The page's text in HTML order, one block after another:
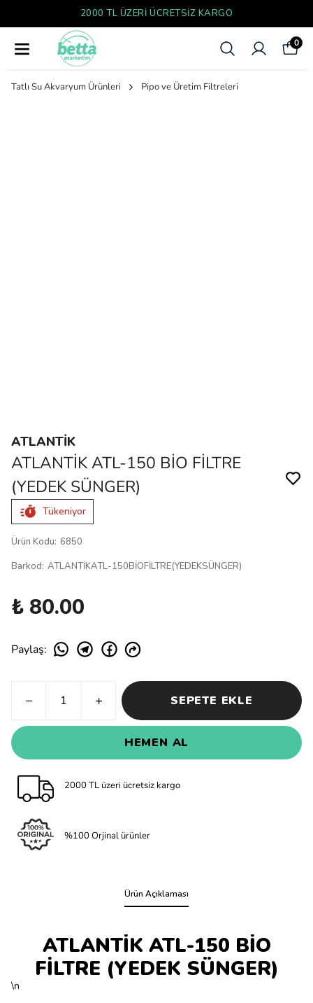
2000 TL ÜZERI ÜCRETSIZ KARGO
0
Tatlı Su Akvaryum Ürünleri Pipo ve Üretim Filtreleri
ATLANTİK
ATLANTİK ATL-150 BİO FİLTRE
(YEDEK SÜNGER)
Tükeniyor
Ürün Kodu: 6850
Barkod: ATLANTİKATL-150BİOFİLTRE(YEDEKSÜNGER)
₺ 80.00
Paylaş:
SEPETE EKLE
HEMEN AL
2000 TL üzeri ücretsiz kargo
%100 Orjinal ürünler
Ürün Açıklaması
ATLANTİK ATL-150 BİO
FİLTRE (YEDEK SÜNGER)
\n